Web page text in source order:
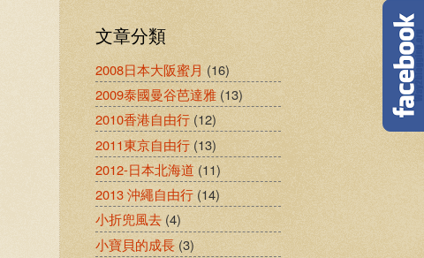
文章分類
2008日本大阪蜜月 (16)
2009泰國曼谷芭達雅 (13)
2010香港自由行 (12)
2011東京自由行 (13)
2012-日本北海道 (11)
2013 沖繩自由行 (14)
小折兜風去 (4)
小寶貝的成長 (3)